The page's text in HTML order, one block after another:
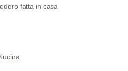
fatta in casa